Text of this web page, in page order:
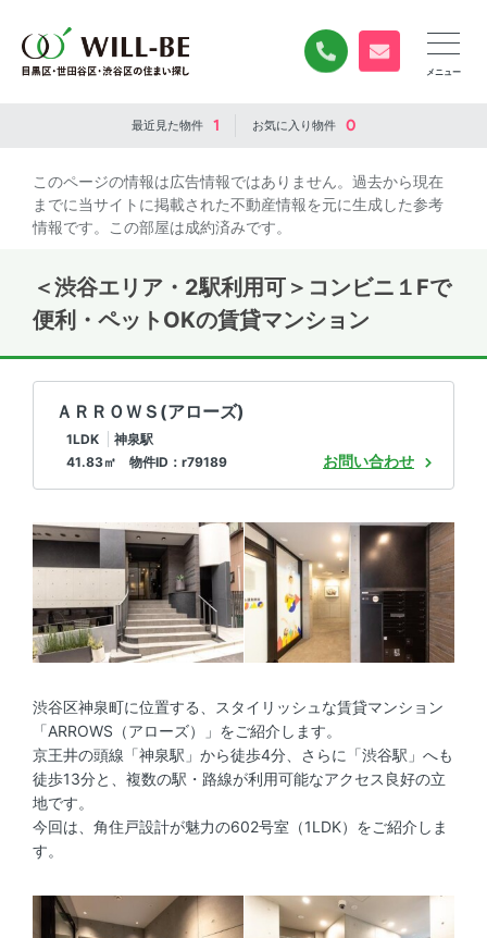
0120-840-834
無料お問い合
最近見た物件 1 お気に入り物件 0
このページの情報は広告情報ではありません。過去から現在
までに当サイトに掲載された不動産情報を元に生成した参考
情報です。この部屋は成約済みです。
＜渋谷エリア・2駅利用可＞コンビニ１Fで
便利・ペットOKの賃貸マンション
ＡＲＲＯＷＳ(アローズ)
1LDK
神泉駅
41.83㎡ 物件ID：r79189
お問い合わせ
渋谷区神泉町に位置する、スタイリッシュな賃貸マンション
「ARROWS（アローズ）」をご紹介します。
京王井の頭線「神泉駅」から徒歩4分、さらに「渋谷駅」へも
徒歩13分と、複数の駅・路線が利用可能なアクセス良好の立
地です。
今回は、角住戸設計が魅力の602号室（1LDK）をご紹介しま
す。